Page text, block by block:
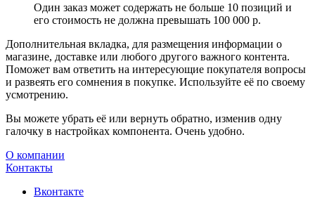
Один заказ может содержать не больше 10 позиций и
его стоимость не должна превышать 100 000 р.
Дополнительная вкладка, для размещения информации о
магазине, доставке или любого другого важного контента.
Поможет вам ответить на интересующие покупателя вопросы
и развеять его сомнения в покупке. Используйте её по своему
усмотрению.
Вы можете убрать её или вернуть обратно, изменив одну
галочку в настройках компонента. Очень удобно.
О компании
Контакты
Вконтакте